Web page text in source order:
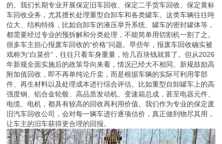
的。我们长期专业开展保定旧车回收、保定二手货车回收、保定黄标
车回收业务，尤其擅长处理重型自卸车和各类罐车。这类车辆往往吨
位大、结构特殊，比如自卸车的液压举升系统、罐车的密封罐体等，
都需要经过专业的预拆解和分类处理，不能简单用切割机一割了之。
很多车主担心报废车回收的“价格”问题。早些年，报废车回收确实被
戏称为“白菜价”，往往只看车身重量，给几百块钱就算了。但从2026
年新规全面实施后的政策导向来看，情况已经大不相同。新规鼓励高
附加值回收，即不再单纯论斤卖，而是根据车辆的实际可利用零部
件、再生材料以及处理成本进行综合评估。比如重型自卸罐车上的高
强度钢、铝合金轮毂、高品质发动机、变速箱总成，甚至电器元件、
电缆、电机，都具有较高的回收再利用价值。我们作为专业的保定废
旧汽车回收公司，会对每一辆车进行逐项估价，真正做到物尽其用，
让车主的旧车获得更合理的回报。